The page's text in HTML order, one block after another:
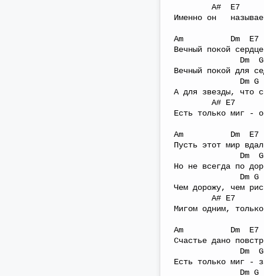
A# E7
Именно он
Am Dm
Вечный покой
Dm G7
Вечный покой для
Dm
А для звезды, что
A# E7
Есть только миг -
Am Dm
Пусть этот мир
Dm
Но не всегда по
Dm G
Чем дорожу, чем
A# E7 Am
Мигом одним,
Am Dm
Счастье дано
Dm
Есть только миг -
Dm